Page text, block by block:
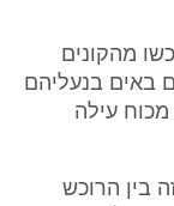
מהקונים
באים בנעליהם
מכוח עילה
בין הרוכש